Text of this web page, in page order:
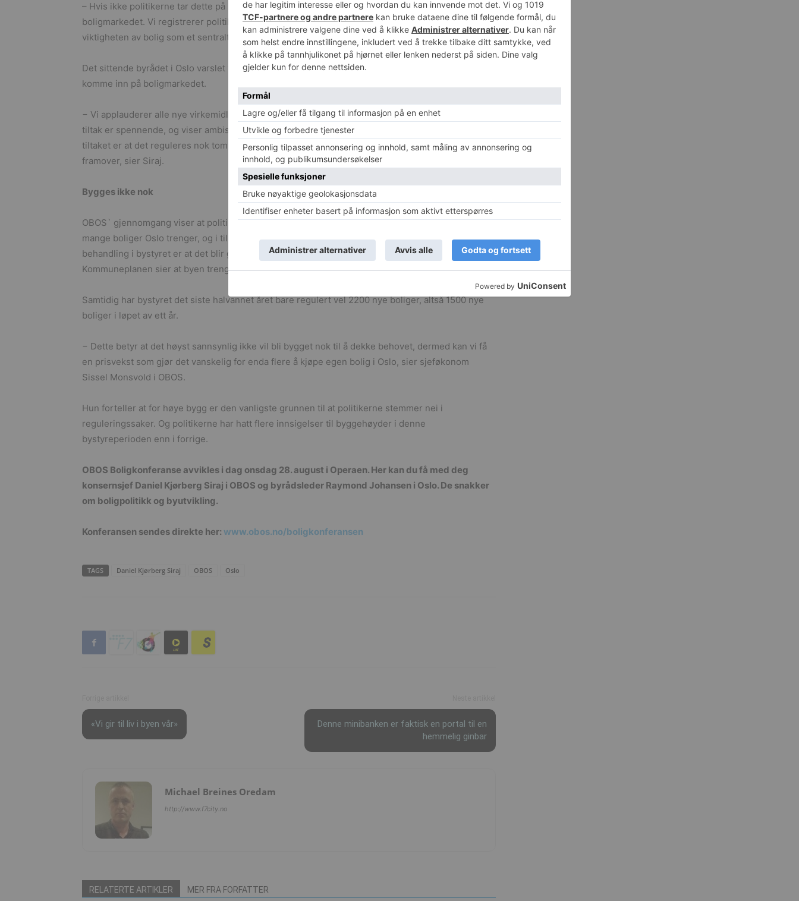
– Hvis ikke politikerne tar dette på alvor, vil vi oppleve at enda flere blir stående utenfor
boligmarkedet. Vi registrerer politikerne så langt i denne valgkampen har hatt lite fokus på
viktigheten av bolig som et sentralt velferdsgode, sier konsernsjef Daniel Kjørberg Siraj i OBOS.
Det sittende byrådet i Oslo varslet tidligere i år nye tiltak som kan gjøre det lettere for flere å
komme inn på boligmarkedet.
− Vi applauderer alle nye virkemidler som gir en enklere vei til egen bolig. Byrådets forslag til
tiltak er spennende, og viser ambisjoner. Samtidig må politikerne ta inn over seg at det viktigste
tiltaket er at det reguleres nok tomter til å dekke det store behovet for flere nye boliger i årene
framover, sier Siraj.
Bygges ikke nok
OBOS` gjennomgang viser at politikerne får for få reguleringsforslag på bordet i forhold til hvor
mange boliger Oslo trenger, og i tillegg sier politikerne nei til en del boliger. Resultatet etter
behandling i bystyret er at det blir godkjent langt færre boliger enn folk i byen trenger.
Kommuneplanen sier at byen trenger i gjennomsnitt 4000-5000 boliger årlig fram mot 2030.
Samtidig har bystyret det siste halvannet året bare regulert vel 2200 nye boliger, altså 1500 nye
boliger i løpet av ett år.
− Dette betyr at det høyst sannsynlig ikke vil bli bygget nok til å dekke behovet, dermed kan vi få
en prisvekst som gjør det vanskelig for enda flere å kjøpe egen bolig i Oslo, sier sjeføkonom
Sissel Monsvold i OBOS.
Hun forteller at for høye bygg er den vanligste grunnen til at politikerne stemmer nei i
reguleringssaker. Og politikerne har hatt flere innsigelser til byggehøyder i denne
bystyreperioden enn i forrige.
OBOS Boligkonferanse avvikles i dag onsdag 28. august i Operaen. Her kan du få med deg
konsernsjef Daniel Kjørberg Siraj i OBOS og byrådsleder Raymond Johansen i Oslo. De snakker
om boligpolitikk og byutvikling.
Konferansen sendes direkte her: www.obos.no/boligkonferansen
TAGS Daniel Kjørberg Siraj OBOS Oslo
«Vi gir til liv i byen vår»
Denne minibanken er faktisk en portal til en
hemmelig ginbar
Michael Breines Oredam
http://www.f7city.no
RELATERTE ARTIKLER MER FRA FORFATTER